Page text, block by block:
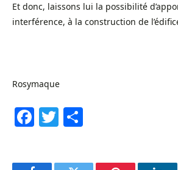
Et donc, laissons lui la possibilité
interférence, à la construction de
Rosymaque
Facebook
Twitter